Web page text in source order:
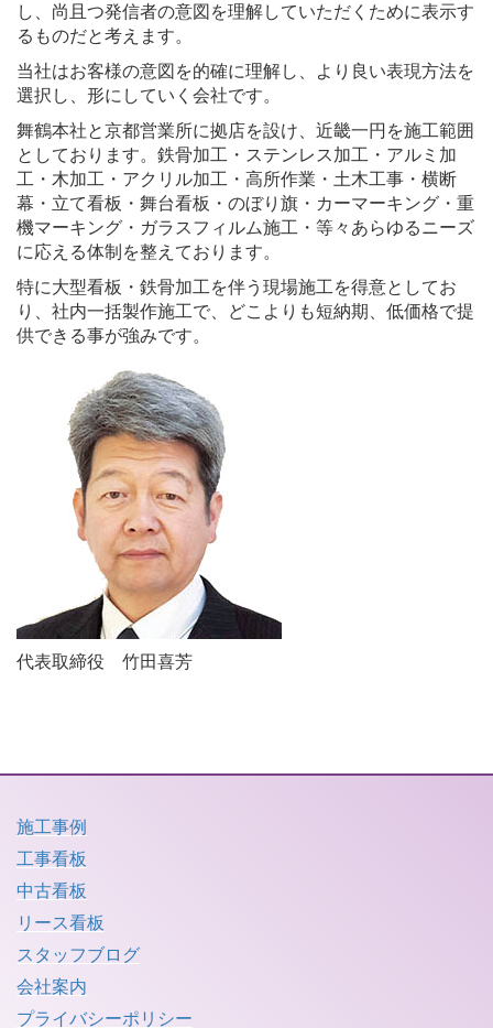
し、尚且つ発信者の意図を理解していただくために表示す
るものだと考えます。
当社はお客様の意図を的確に理解し、より良い表現方法を
選択し、形にしていく会社です。
舞鶴本社と京都営業所に拠店を設け、近畿一円を施工範囲
としております。鉄骨加工・ステンレス加工・アルミ加
工・木加工・アクリル加工・高所作業・土木工事・横断
幕・立て看板・舞台看板・のぼり旗・カーマーキング・重
機マーキング・ガラスフィルム施工・等々あらゆるニーズ
に応える体制を整えております。
特に大型看板・鉄骨加工を伴う現場施工を得意としてお
り、社内一括製作施工で、どこよりも短納期、低価格で提
供できる事が強みです。
代表取締役 竹田喜芳
施工事例
工事看板
中古看板
リース看板
スタッフブログ
会社案内
プライバシーポリシー